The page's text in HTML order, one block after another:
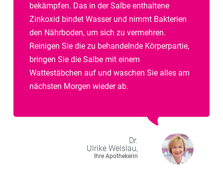
bekämpfen. Das in der Salbe enthaltene
Zinkoxid bindet Wasser und nimmt Bakterien
den Nährboden, um sich zu vermehren.
Reinigen Sie die zu behandelnde Körperpartie,
bringen Sie die Salbe mit einem
Wattestäbchen auf und waschen Sie alles am
nächsten Morgen wieder ab.
Dr.
Ulrike Welslau,
Ihre Apothekerin